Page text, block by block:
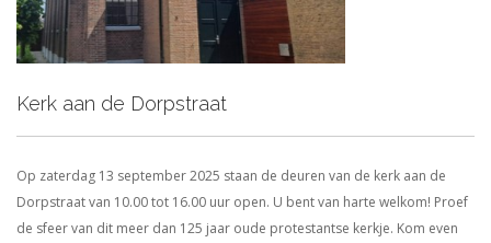
Kerk aan de Dorpstraat
Op zaterdag 13 september 2025 staan de deuren van de kerk aan de
Dorpstraat van 10.00 tot 16.00 uur open. U bent van harte welkom! Proef
de sfeer van dit meer dan 125 jaar oude protestantse kerkje. Kom even